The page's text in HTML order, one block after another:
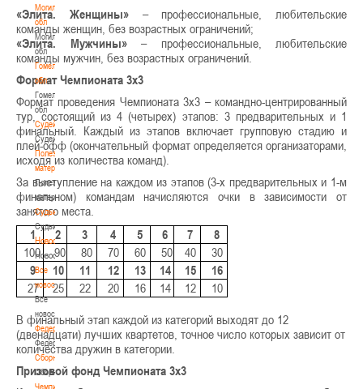
Могилевская
обл
Могилевская
обл
Гомельская
обл
Гомельская
обл
Судейство
Судейство
Полезные
материалы
Полезные
материалы
Судьи
Судьи
Новости
Новости
Все
новости
Все
новости
Федерация
Федерация
Сборные
Сборные
Чемпионат
«Элита. Женщины»– профессиональные, любительские
команды женщин, без возрастных ограничений;
«Элита. Мужчины»– профессиональные, любительские
команды мужчин, без возрастных ограничений.
Формат Чемпионата 3х3
Формат проведения Чемпионата 3х3 – командно-центрированный
тур, состоящий из 4 (четырех) этапов: 3 предварительных и 1
финальный. Каждый из этапов включает групповую стадию и
плей-офф (окончательный формат определяется организаторами,
исходя из количества команд).
За выступление на каждом из этапов (3-х предварительных и 1-м
финальном) командам начисляются очки в зависимости от
занятого места.
1
2 3 4 5 6 7
8
100 90 80 70 60 50 40
30
9
10 11 12 13 14 15
16
27 25 22 20 16 14 12 10
В финальный этап каждой из категорий выходят до 12
(двенадцати) лучших квартетов, точное число которых зависит от
количества дружин в категории.
Призовой фонд Чемпионата 3х3